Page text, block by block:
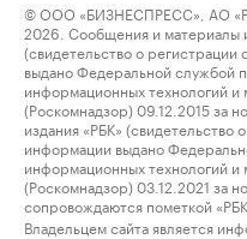
© ООО «БИЗНЕСПРЕСС», АО
2026. Сообщения и материалы
(свидетельство о
выдано Федеральной службой
информационных технологий и
(Роскомнадзор) 09.12.2015 за
издания «РБК» (свидетельство
информации выдано
информационных технологий и
(Роскомнадзор) 03.12.2021
сопровождаются пометкой
Владельцем сайта является